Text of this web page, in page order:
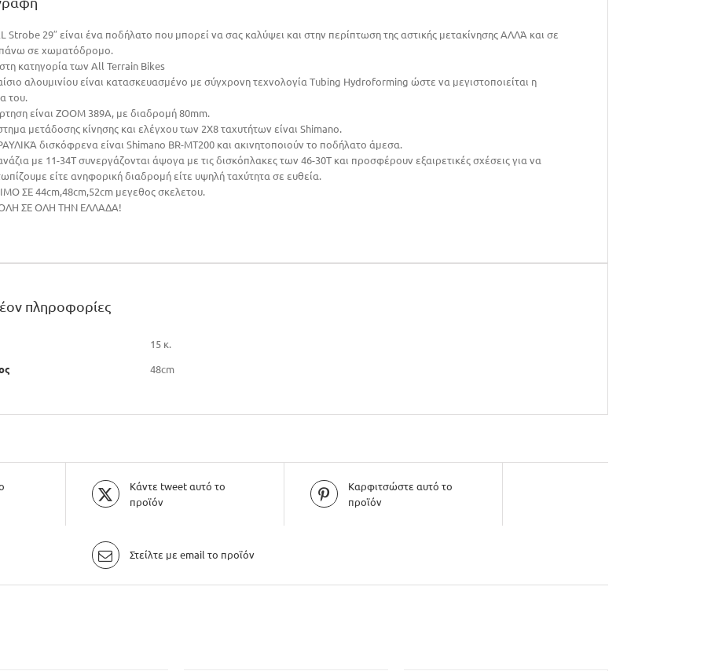
Strobe 29″ είναι ένα ποδήλατο που μπορεί να σας καλύψει και στην περίπτωση της αστικής μετακίνησης ΑΛΛΆ και σε
πάνω σε χωματόδρομο.
κατηγορία των All Terrain Bikes
αλουμινίου είναι κατασκευασμένο με σύγχρονη τεχνολογία Tubing Hydroforming ώστε να μεγιστοποιείται η
του.
είναι ΖΟΟΜ 389A, με διαδρομή 80mm.
μετάδοσης κίνησης και ελέγχου των 2Χ8 ταχυτήτων είναι Shimano.
δισκόφρενα είναι Shimano BR-MT200 και ακινητοποιούν το ποδήλατο άμεσα.
με 11-34Τ συνεργάζονται άψογα με τις δισκόπλακες των 46-30Τ και προσφέρουν εξαιρετικές σχέσεις για να
είτε ανηφορική διαδρομή είτε υψηλή ταχύτητα σε ευθεία.
ΣΕ 44cm,48cm,52cm μεγεθος σκελετου.
ΣΕ ΟΛΗ ΤΗΝ ΕΛΛΑΔΑ!
πληροφορίες
15 κ.
48cm
Κάντε tweet αυτό το
προϊόν
Καρφιτσώστε αυτό το
προϊόν
Στείλτε με email το προϊόν